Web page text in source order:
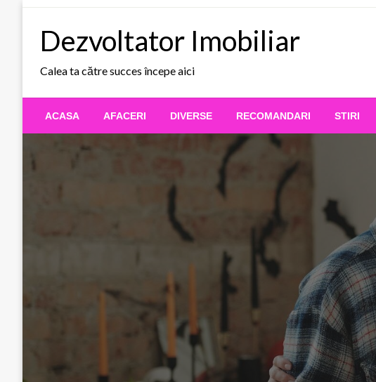
Dezvoltator Imobiliar
Calea ta către succes începe aici
ACASA AFACERI DIVERSE RECOMANDARI STIRI